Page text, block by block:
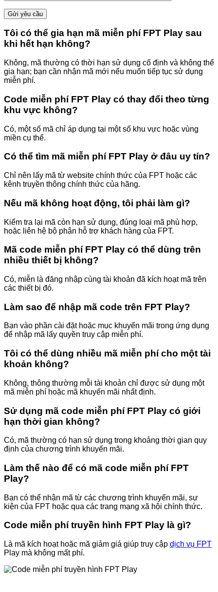
Tôi có thể gia hạn mã miễn phí FPT Play sau
khi hết hạn không?
Không, mã thường có thời hạn sử dụng cố định và không thể
gia hạn; bạn cần nhận mã mới nếu muốn tiếp tục sử dụng
miễn phí.
Code miễn phí FPT Play có thay đổi theo từng
khu vực không?
Có, một số mã chỉ áp dụng tại một số khu vực hoặc vùng
miền cụ thể.
Có thể tìm mã miễn phí FPT Play ở đâu uy tín?
Chỉ nên lấy mã từ website chính thức của FPT hoặc các
kênh truyền thông chính thức của hãng.
Nếu mã không hoạt động, tôi phải làm gì?
Kiểm tra lại mã còn hạn sử dụng, đúng loại mã phù hợp,
hoặc liên hệ bộ phận hỗ trợ khách hàng của FPT.
Mã code miễn phí FPT Play có thể dùng trên
nhiều thiết bị không?
Có, miễn là đăng nhập cùng tài khoản đã kích hoạt mã trên
các thiết bị đó.
Làm sao để nhập mã code trên FPT Play?
Bạn vào phần cài đặt hoặc mục khuyến mãi trong ứng dụng
để nhập mã lấy quyền truy cập miễn phí.
Tôi có thể dùng nhiều mã miễn phí cho một tài
khoản không?
Không, thông thường mỗi tài khoản chỉ được sử dụng một
mã miễn phí hoặc mã khuyến mãi nhất định.
Sử dụng mã code miễn phí FPT Play có giới
hạn thời gian không?
Có, mã thường có hạn sử dụng trong khoảng thời gian quy
định của chương trình khuyến mãi.
Làm thế nào để có mã code miễn phí FPT
Play?
Bạn có thể nhận mã từ các chương trình khuyến mãi, sự
kiện của FPT hoặc qua các trang mạng xã hội chính thức.
Code miễn phí truyền hình FPT Play là gì?
Là mã kích hoạt hoặc mã giảm giá giúp truy cập dịch vụ FPT
Play mà không mất phí.